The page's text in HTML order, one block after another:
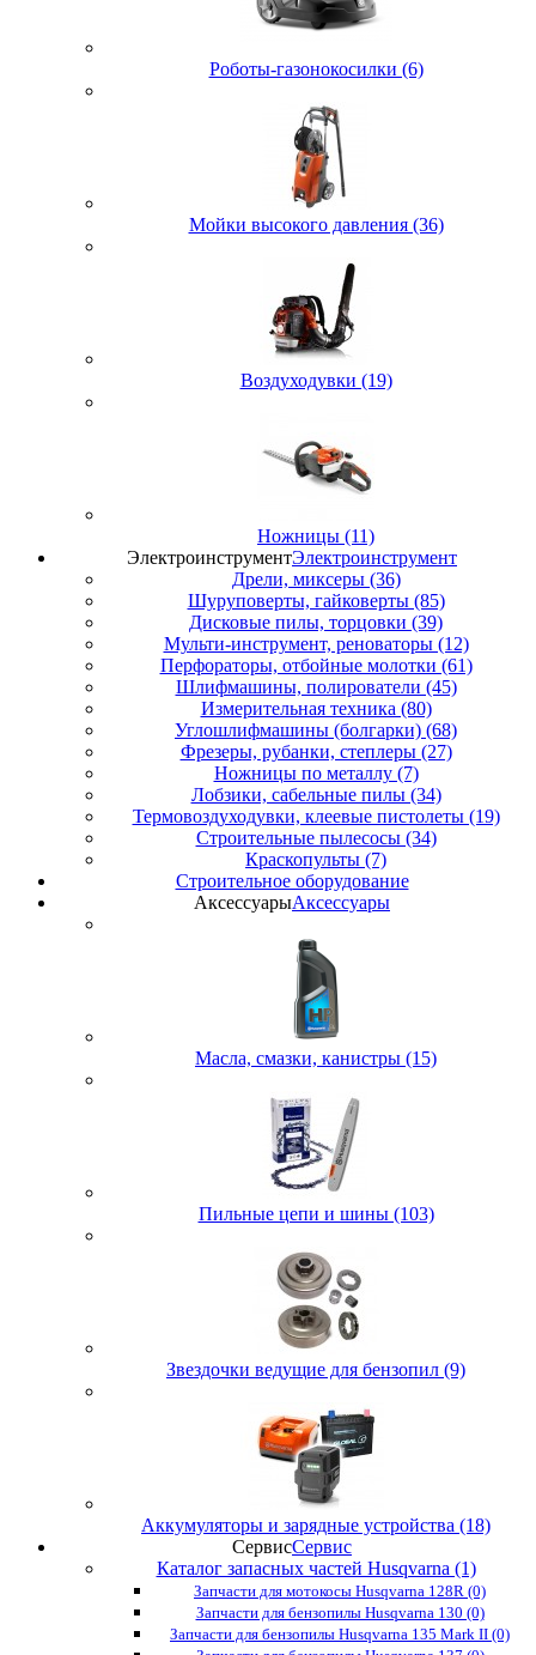
Роботы-газонокосилки (6)
Мойки высокого давления (36)
Воздуходувки (19)
Ножницы (11)
ЭлектроинструментЭлектроинструмент
Дрели, миксеры (36)
Шуруповерты, гайковерты (85)
Дисковые пилы, торцовки (39)
Мульти-инструмент, реноваторы (12)
Перфораторы, отбойные молотки (61)
Шлифмашины, полирователи (45)
Измерительная техника (80)
Углошлифмашины (болгарки) (68)
Фрезеры, рубанки, степлеры (27)
Ножницы по металлу (7)
Лобзики, сабельные пилы (34)
Термовоздуходувки, клеевые пистолеты (19)
Строительные пылесосы (34)
Краскопульты (7)
Строительное оборудование
АксессуарыАксессуары
Масла, смазки, канистры (15)
Пильные цепи и шины (103)
Звездочки ведущие для бензопил (9)
Аккумуляторы и зарядные устройства (18)
СервисСервис
Каталог запасных частей Husqvarna (1)
Запчасти для мотокосы Husqvarna 128R (0)
Запчасти для бензопилы Husqvarna 130 (0)
Запчасти для бензопилы Husqvarna 135 Mark II (0)